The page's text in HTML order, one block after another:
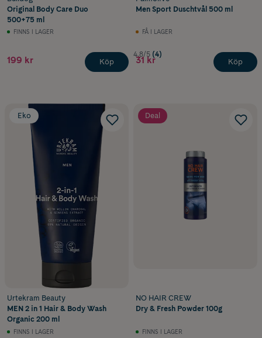
Original Body Care Duo
500+75 ml
FINNS I LAGER
199 kr Köp
Men Sport Duschtvål 500 ml
FÅ I LAGER
4.8/5 (4)
31 kr Köp
Eko
Urtekram Beauty
MEN 2 in 1 Hair & Body Wash
Organic 200 ml
FINNS I LAGER
Deal
NO HAIR CREW
Dry & Fresh Powder 100g
FINNS I LAGER